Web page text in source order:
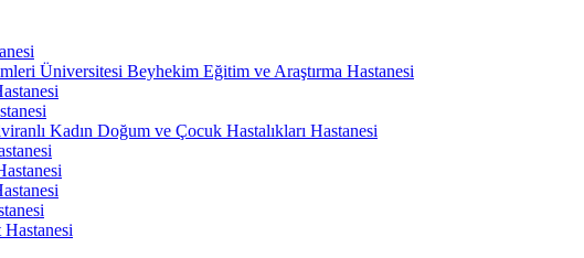
Üniversitesi Beyhekim Eğitim ve Araştırma Hastanesi
Kadın Doğum ve Çocuk Hastalıkları Hastanesi